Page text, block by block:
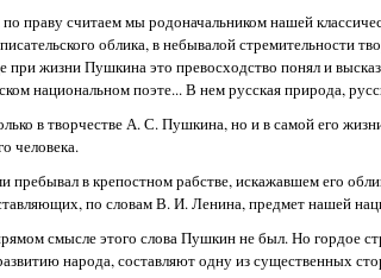
праву считаем мы родоначальником нашей
облика, в небывалой стремительности
при жизни Пушкина это превосходство понял и
национальном поэте... В нем русская природа,
в творчестве А. С. Пушкина, но и в самой его
человека.
пребывал в крепостном рабстве, искажавшем его
по словам В. И. Ленина, предмет нашей
смысле этого слова Пушкин не был. Но гордое
народа, составляют одну из существенных